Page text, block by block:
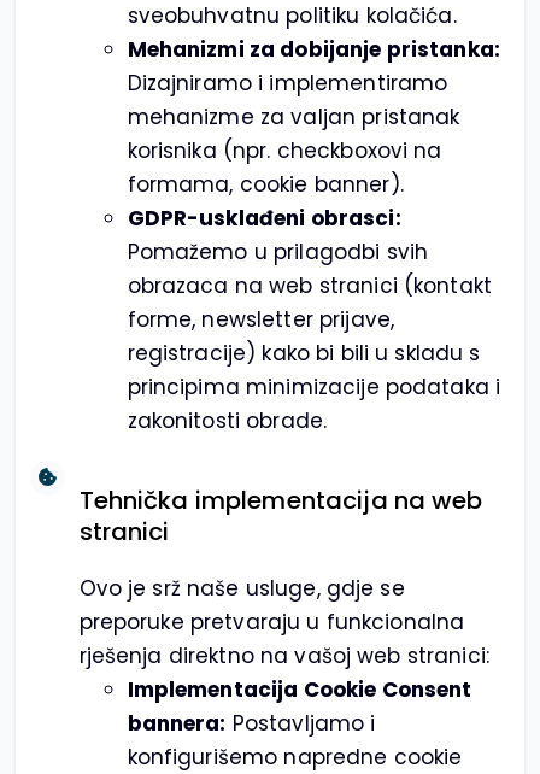
sveobuhvatnu politiku kolačića.
Mehanizmi za dobijanje pristanka:
Dizajniramo i implementiramo
mehanizme za valjan pristanak
korisnika (npr. checkboxovi na
formama, cookie banner).
GDPR-usklađeni obrasci:
Pomažemo u prilagodbi svih
obrazaca na web stranici (kontakt
forme, newsletter prijave,
registracije) kako bi bili u skladu s
principima minimizacije podataka i
zakonitosti obrade.
Tehnička implementacija na web
stranici
Ovo je srž naše usluge, gdje se
preporuke pretvaraju u funkcionalna
rješenja direktno na vašoj web stranici:
Implementacija Cookie Consent
bannera: Postavljamo i
konfigurišemo napredne cookie